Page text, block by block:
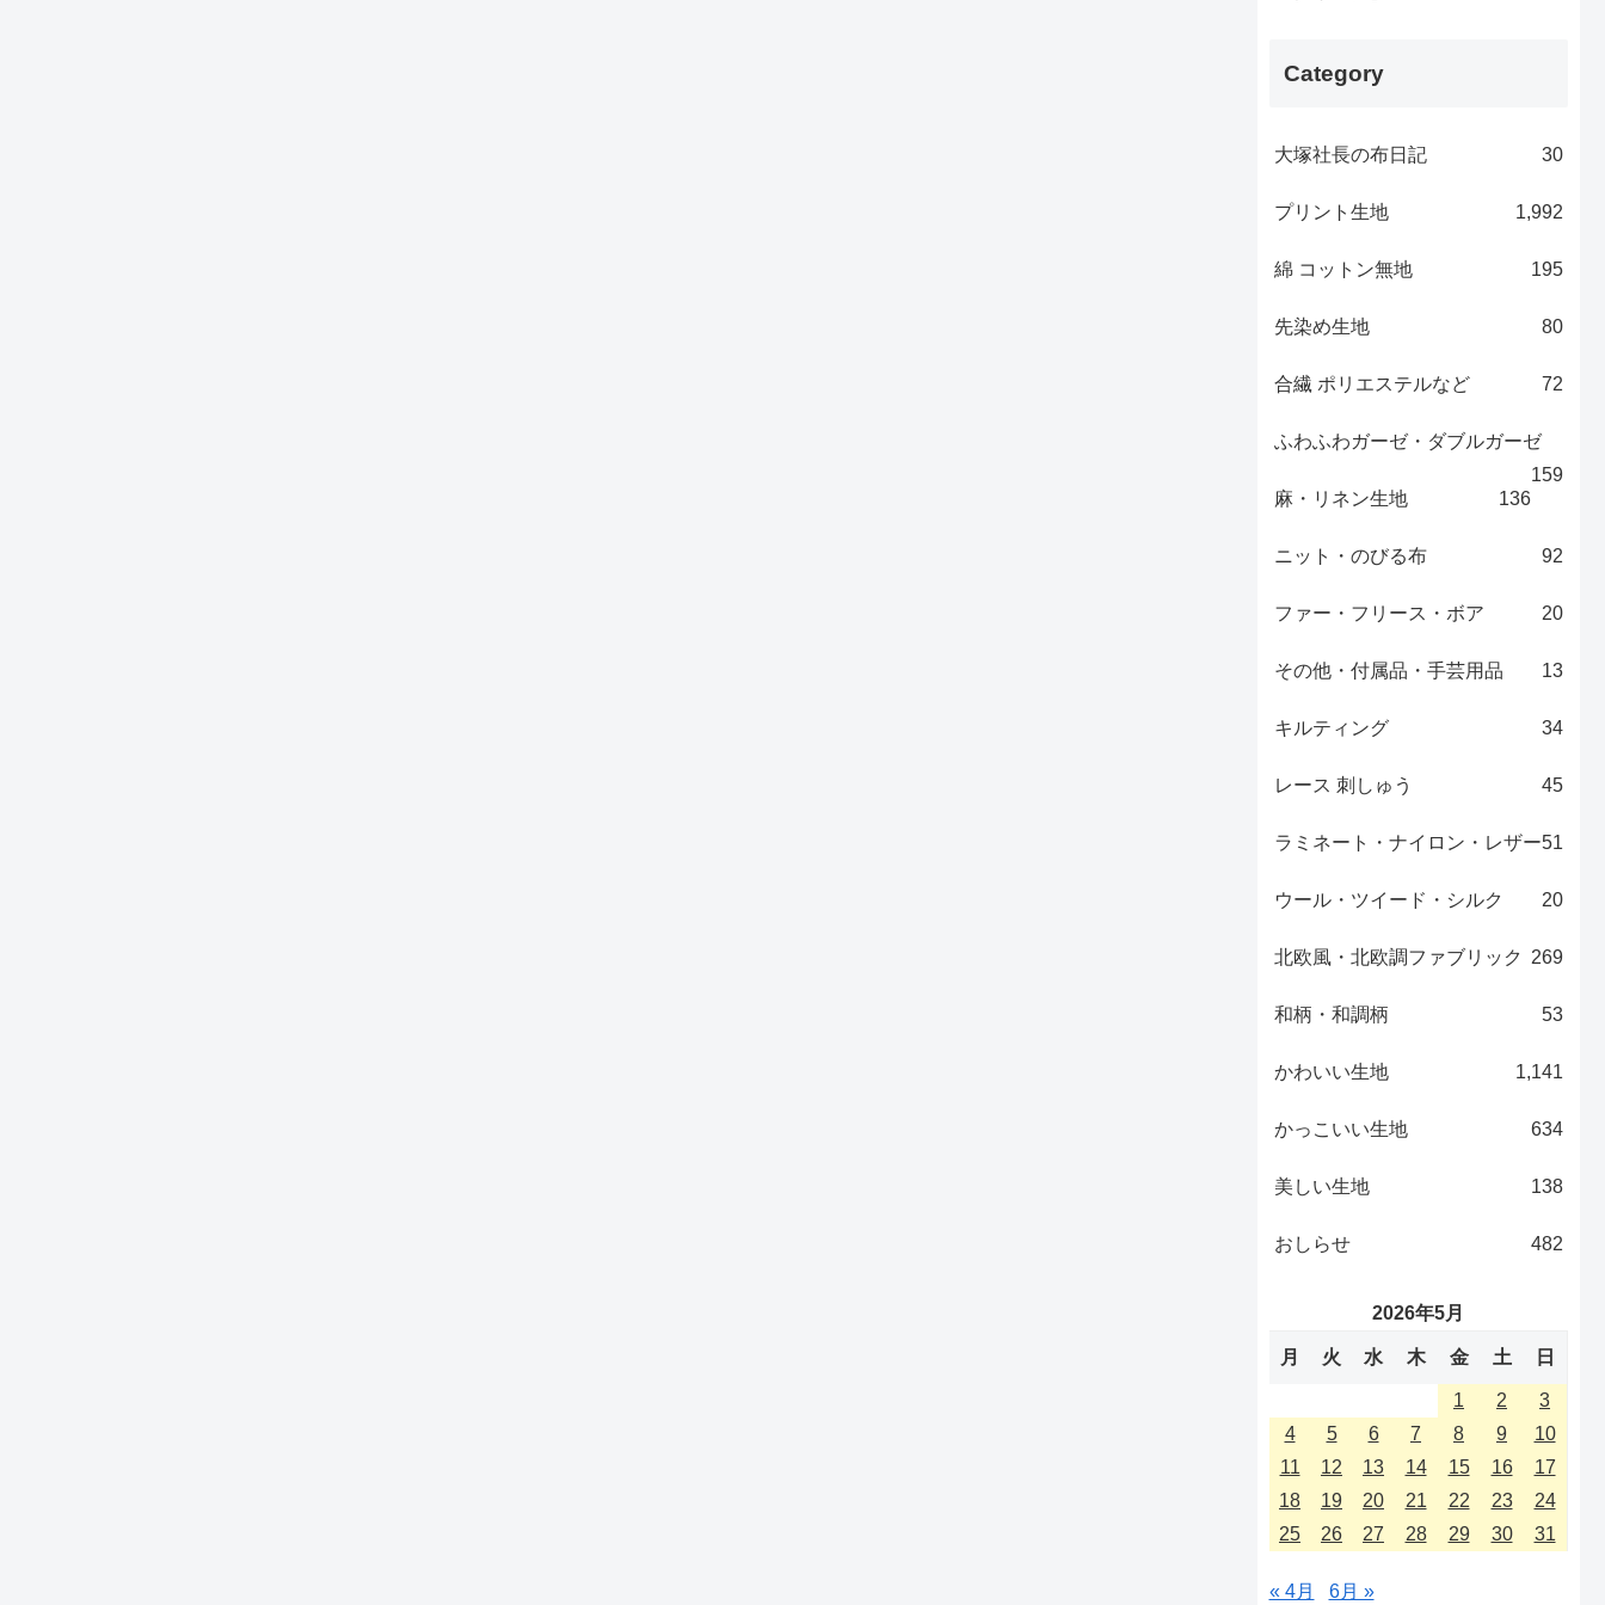
Category
大塚社長の布日記 30
プリント生地 1,992
綿 コットン無地 195
先染め生地 80
合繊 ポリエステルなど 72
ふわふわガーゼ・ダブルガーゼ
159
麻・リネン生地
136
ニット・のびる布 92
ファー・フリース・ボア 20
その他・付属品・手芸用品 13
キルティング 34
レース 刺しゅう 45
ラミネート・ナイロン・レザー51
ウール・ツイード・シルク 20
北欧風・北欧調ファブリック 269
和柄・和調柄 53
かわいい生地 1,141
かっこいい生地 634
美しい生地 138
おしらせ 482
2026年5月
月 火 水 木 金 土 日
1 2
3
4
5 6 7 8 9
10
11
12 13 14 15 16
17
18
19 20 21 22 23
24
25
26 27 28 29 30 31
« 4月 6月 »